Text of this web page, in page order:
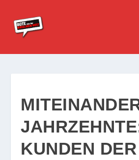
KUNDEN DER